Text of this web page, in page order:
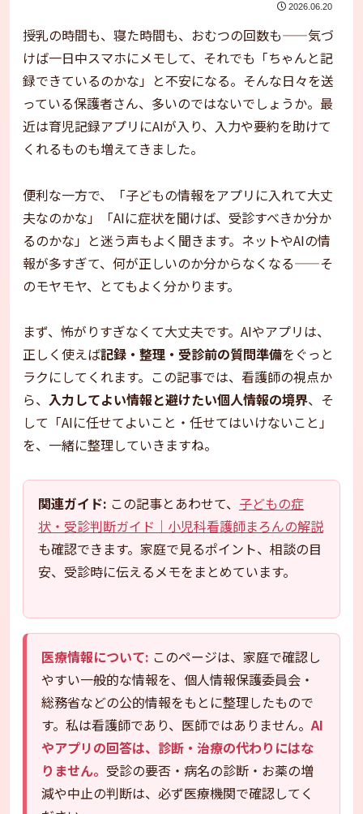
2026.06.20
授乳の時間も、寝た時間も、おむつの回数も——気づ
けば一日中スマホにメモして、それでも「ちゃんと記
録できているのかな」と不安になる。そんな日々を送
っている保護者さん、多いのではないでしょうか。最
近は育児記録アプリにAIが入り、入力や要約を助けて
くれるものも増えてきました。
便利な一方で、「子どもの情報をアプリに入れて大丈
夫なのかな」「AIに症状を聞けば、受診すべきか分か
るのかな」と迷う声もよく聞きます。ネットやAIの情
報が多すぎて、何が正しいのか分からなくなる——そ
のモヤモヤ、とてもよく分かります。
まず、怖がりすぎなくて大丈夫です。AIやアプリは、
正しく使えば記録・整理・受診前の質問準備をぐっと
ラクにしてくれます。この記事では、看護師の視点か
ら、 入力してよい情報と避けたい個人情報の境界、そ
して「AIに任せてよいこと・任せてはいけないこと」
を、一緒に整理していきますね。
関連ガイド: この記事とあわせて、 子どもの症
状・受診判断ガイド｜小児科看護師まろんの解説
も確認できます。家庭で見るポイント、相談の目
安、受診時に伝えるメモをまとめています。
医療情報について: このページは、家庭で確認し
やすい一般的な情報を、個人情報保護委員会・
総務省などの公的情報をもとに整理したもので
す。私は看護師であり、医師ではありません。AI
やアプリの回答は、診断・治療の代わりにはな
りません。 受診の要否・病名の診断・お薬の増
減や中止の判断は、必ず医療機関で確認してく